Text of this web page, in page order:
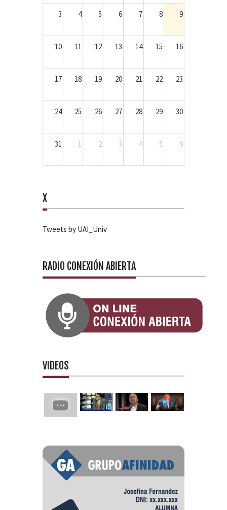
3 4 5 6 7 8 9
10 11 12 13 14 15 16
17 18 19 20 21 22 23
24 25 26 27 28 29 30
31 1 2 3 4 5 6
X
Tweets by UAI_Univ
RADIO CONEXIÓN ABIERTA
VIDEOS